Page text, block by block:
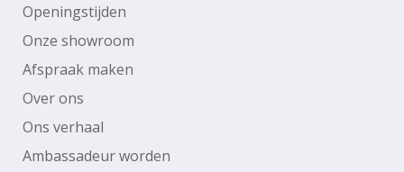
Openingstijden
Onze showroom
Afspraak maken
Over ons
Ons verhaal
Ambassadeur worden